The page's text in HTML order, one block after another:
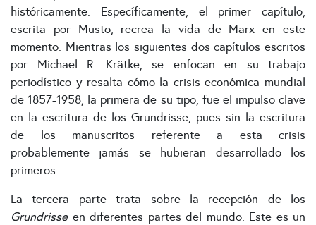
históricamente. Específicamente, el primer capítulo,
escrita por Musto, recrea la vida de Marx en este
momento. Mientras los siguientes dos capítulos escritos
por Michael R. Krätke, se enfocan en su trabajo
periodístico y resalta cómo la crisis económica mundial
de 1857-1958, la primera de su tipo, fue el impulso clave
en la escritura de los Grundrisse, pues sin la escritura
de los manuscritos referente a esta crisis
probablemente jamás se hubieran desarrollado los
primeros.
La tercera parte trata sobre la recepción de los
Grundrisseen diferentes partes del mundo. Este es un